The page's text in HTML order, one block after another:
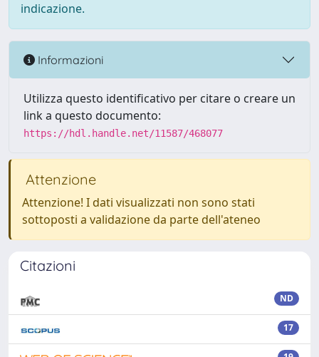
indicazione.
Informazioni
Utilizza questo identificativo per citare o creare un
link a questo documento:
https://hdl.handle.net/11587/468077
Attenzione
Attenzione! I dati visualizzati non sono stati
sottoposti a validazione da parte dell'ateneo
Citazioni
ND
17